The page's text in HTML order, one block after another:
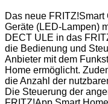
Das neue
Geräte (LED-Lampen)
DECT ULE in das
die Bedienung und
Anbieter mit dem
Home ermöglicht.
die Anzahl der
Die Steuerung der